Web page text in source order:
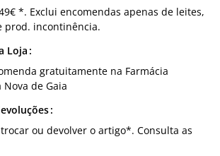
*. Exclui encomendas apenas de leites,
prod. incontinência.
Loja
gratuitamente na Farmácia
de Gaia
ou devolver o artigo*. Consulta as